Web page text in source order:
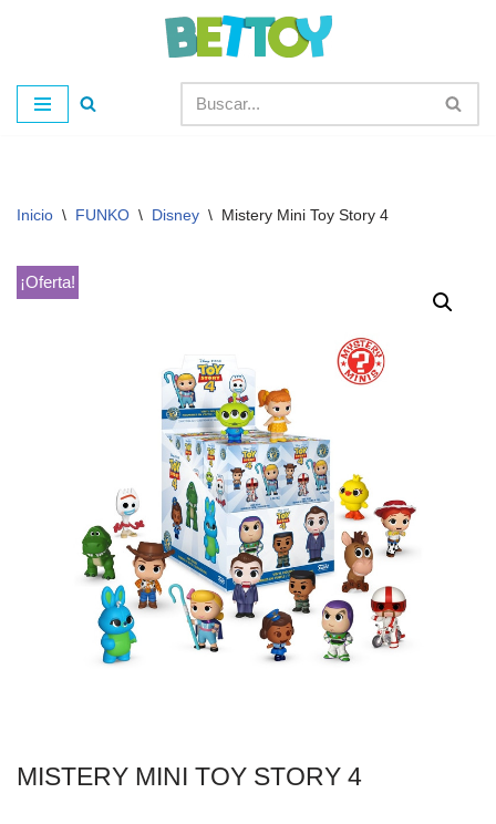
al
contenido
Inicio \ FUNKO \ Disney \ Mistery Mini Toy Story 4
¡Oferta!
MISTERY MINI TOY STORY 4